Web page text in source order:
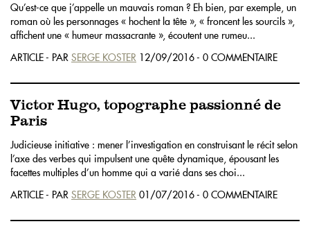
Qu’est-ce que j’appelle un mauvais roman ? Eh bien, par exemple, un
roman où les personnages « hochent la tête », « froncent les sourcils »,
affichent une « humeur massacrante », écoutent une rumeu...
ARTICLE - PAR SERGE KOSTER 12/09/2016 - 0 COMMENTAIRE
Victor Hugo, topographe passionné de
Paris
Judicieuse initiative : mener l’investigation en construisant le récit selon
l’axe des verbes qui impulsent une quête dynamique, épousant les
facettes multiples d’un homme qui a varié dans ses choi...
ARTICLE - PAR SERGE KOSTER 01/07/2016 - 0 COMMENTAIRE